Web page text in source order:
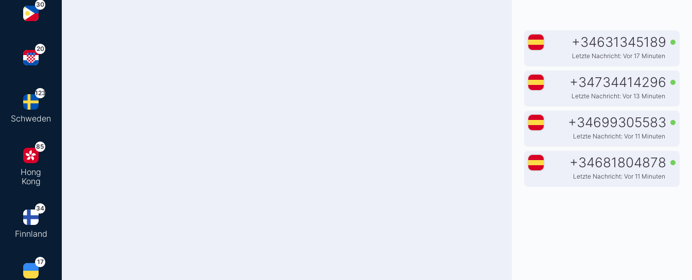
30
20
123
Schweden
85
Hong
Kong
34
Finnland
17
+34631345189
Letzte Nachricht: Vor 17 Minuten
+34734414296
Letzte Nachricht: Vor 13 Minuten
+34699305583
Letzte Nachricht: Vor 11 Minuten
+34681804878
Letzte Nachricht: Vor 11 Minuten